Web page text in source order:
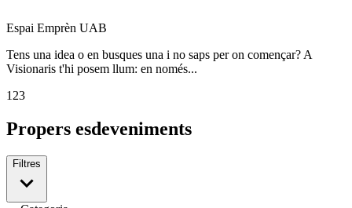
Espai Emprèn UAB
Tens una idea o en busques una i no saps per on començar? A
Visionaris t'hi posem llum: en només...
1 23
Propers esdeveniments
Filtres